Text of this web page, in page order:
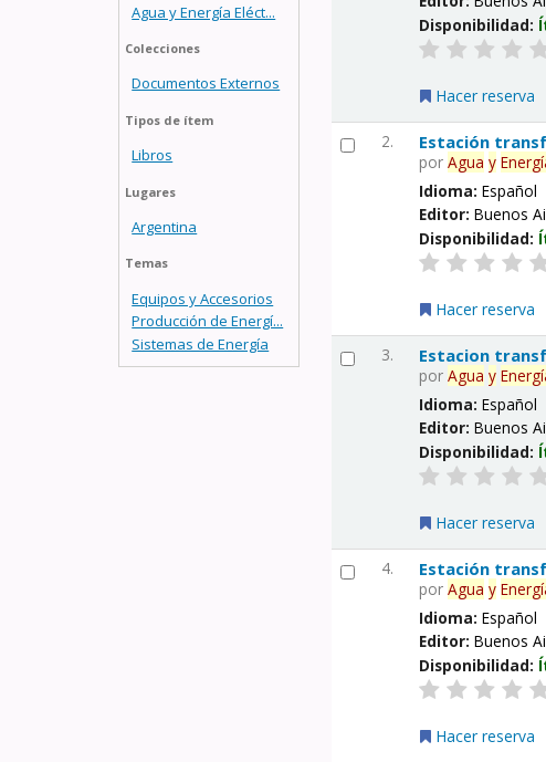
Agua y Energía Eléct...
Colecciones
Documentos Externos
Tipos de ítem
Libros
Lugares
Argentina
Temas
Equipos y Accesorios
Producción de Energí...
Sistemas de Energía
Disponibilidad:
Hacer reserva
2. Estación
porAgua y
Idioma:Español
Editor:Buenos
Disponibilidad:
Hacer reserva
3. Estacion
porAgua y
Idioma:Español
Editor:Buenos
Disponibilidad:
Hacer reserva
4. Estación
porAgua y
Idioma:Español
Editor:Buenos
Disponibilidad:
Hacer reserva